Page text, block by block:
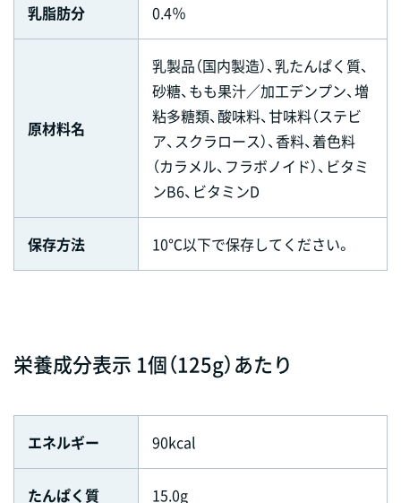
乳脂肪分 0.4％
原材料名
乳製品（国内製造）、乳たんぱく質、
砂糖、もも果汁／加工デンプン、増
粘多糖類、酸味料、甘味料（ステビ
ア、スクラロース）、香料、着色料
（カラメル、フラボノイド）、ビタミ
ンB6、ビタミンD
保存方法 10℃以下で保存してください。
栄養成分表示 1個（125g）あたり
エネルギー 90kcal
たんぱく質 15.0g